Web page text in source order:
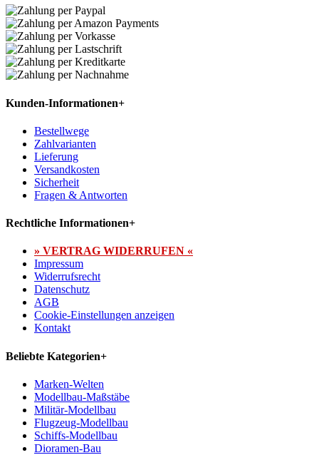
Kunden-Informationen+
Bestellwege
Zahlvarianten
Lieferung
Versandkosten
Sicherheit
Fragen & Antworten
Rechtliche Informationen+
» VERTRAG WIDERRUFEN «
Impressum
Widerrufsrecht
Datenschutz
AGB
Cookie-Einstellungen anzeigen
Kontakt
Beliebte Kategorien+
Marken-Welten
Modellbau-Maßstäbe
Militär-Modellbau
Flugzeug-Modellbau
Schiffs-Modellbau
Dioramen-Bau